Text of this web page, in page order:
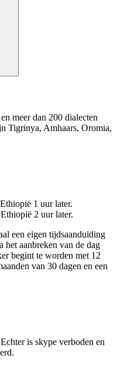
meer dan 200 dialecten
Tigrinya, Amhaars, Oromia,
1 uur later.
2 uur later.
een eigen tijdsaanduiding
het aanbreken van de dag
begint te worden met 12
van 30 dagen en een
is skype verboden en